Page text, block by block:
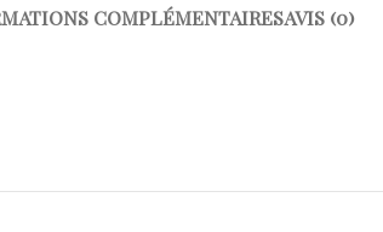
COMPLÉMENTAIRESAVIS (0)